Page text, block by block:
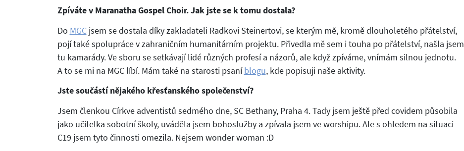
Zpíváte v Maranatha Gospel Choir. Jak jste se k tomu dostala?
Do MGCjsem se dostala díky zakladateli Radkovi Steinertovi, se kterým mě, kromě dlouholetého přátelství,
pojí také spolupráce v zahraničním humanitárním projektu. Přivedla mě sem i touha po přátelství, našla jsem
tu kamarády. Ve sboru se setkávají lidé různých profesí a názorů, ale když zpíváme, vnímám silnou jednotu.
A to se mi na MGC líbí. Mám také na starosti psaníblogu, kde popisuji naše aktivity.
Jste součástí nějakého křesťanského společenství?
Jsem členkou Církve adventistů sedmého dne, SC Bethany, Praha 4. Tady jsem ještě před covidem působila
jako učitelka sobotní školy, uváděla jsem bohoslužby a zpívala jsem ve worshipu. Ale s ohledem na situaci
C19 jsem tyto činnosti omezila. Nejsem wonder woman :D